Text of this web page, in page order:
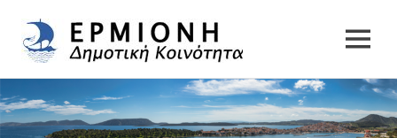
to
content
Δημοτική
Κοινότητα
Ερμιόνης
MENU